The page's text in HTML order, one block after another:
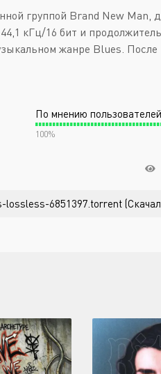
группой Brand New Man,
кГц/16 бит и
жанре Blues. После
По мнению пользователей
100%
6851397.torrent